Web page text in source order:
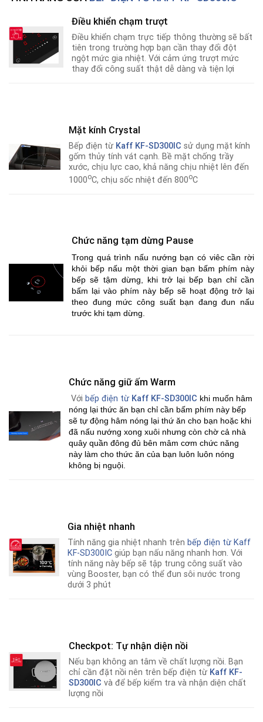
Điều khiển chạm trượt
Điều khiển chạm trực tiếp thông thường sẽ bất
tiên trong trường hợp bạn cần thay đổi đột
ngột mức gia nhiệt. Với cảm ứng trượt mức
thay đổi công suất thật dễ dàng và tiện lợi
Mặt kính Crystal
Bếp điện từ Kaff KF-SD300IC sử dụng mặt kính
gốm thủy tính vát cạnh. Bề mặt chống trầy
xước, chịu lực cao, khả năng chịu nhiệt lên đến
1000oC, chịu sốc nhiệt đến 800oC
Chức năng tạm dừng Pause
Trong quá trình nấu nướng bạn có viêc cần rời
khỏi bếp nấu một thời gian bạn bấm phím này
bếp sẽ tậm dừng, khi trở lại bếp bạn chỉ cần
bấm lại vào phím này bếp sẽ hoạt động trở lại
theo đung mức công suất bạn đang đun nấu
trước khi tạm dừng.
Chức năng giữ ấm Warm
Với bếp điện từ Kaff KF-SD300IC khi muốn hâm
nóng lại thức ăn bạn chỉ cần bấm phím này bếp
sẽ tự động hâm nóng lại thứ ăn cho bạn hoặc khi
đã nấu nướng xong xuôi nhưng còn chờ cả nhà
quây quần đông đủ bên mâm cơm chức năng
này làm cho thức ăn của bạn luôn luôn nóng
không bị nguội.
Gia nhiệt nhanh
Tính năng gia nhiệt nhanh trên bếp điện từ Kaff
KF-SD300IC giúp bạn nấu năng nhanh hơn. Với
tính năng này bếp sẽ tập trung công suất vào
vùng Booster, bạn có thể đun sôi nước trong
dưới 3 phút
Checkpot: Tự nhận diện nồi
Nếu bạn không an tâm về chất lượng nồi. Bạn
chỉ cần đặt nồi nên trên bếp điện từ Kaff KF-
SD300IC và để bếp kiểm tra và nhận diện chất
lượng nồi